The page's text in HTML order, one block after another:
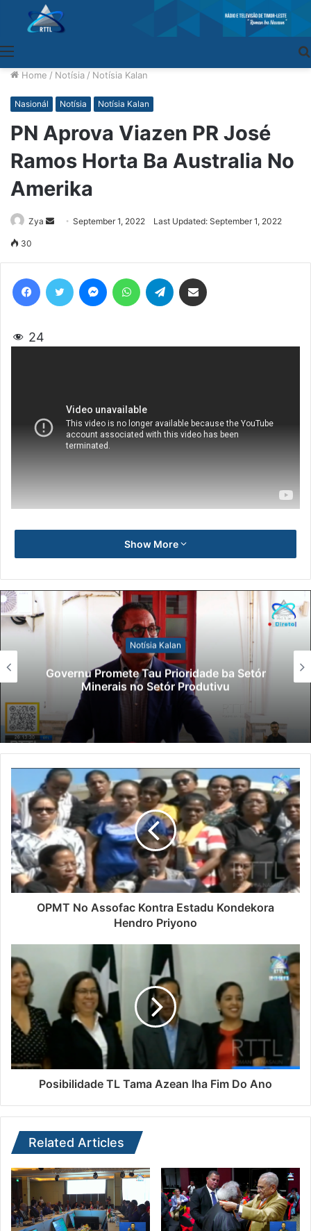
Home / Notísia / Notísia Kalan
Nasionál Notísia Notísia Kalan
PN Aprova Viazen PR José
Ramos Horta Ba Australia No
Amerika
Zya
SendSeptember 1, 2022 Last Updated: September 1, 2022
30
24
Show More
Notísia Kalan
Governu Promete Tau Prioridade ba Setór
Minerais no Setór Produtivu
OPMT No Assofac Kontra Estadu Kondekora
Hendro Priyono
Posibilidade TL Tama Azean Iha Fim Do Ano
Related Articles